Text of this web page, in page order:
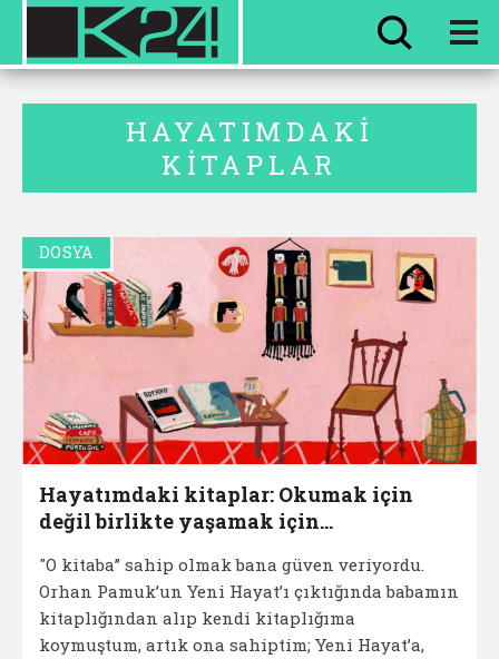
HER ŞEY
EVVEL ZAMAN
HAYATIMDAKI
KITAPLAR
DOSYA
Hayatımdaki kitaplar: Okumak için
değil birlikte yaşamak için...
"O kitaba” sahip olmak bana güven veriyordu.
Orhan Pamuk’un Yeni Hayat’ı çıktığında babamın
kitaplığından alıp kendi kitaplığıma
koymuştum, artık ona sahiptim; Yeni Hayat’a,